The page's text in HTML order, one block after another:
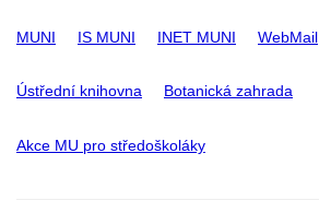
MUNI IS MUNI INET MUNI WebMail
Ústřední knihovna Botanická zahrada
Akce MU pro středoškoláky